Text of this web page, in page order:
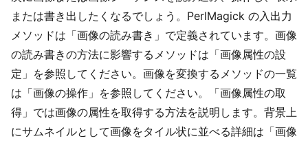
または書き出したくなるでしょう。PerlMagick の入出力
メソッドは「画像の読み書き」で定義されています。画像
の読み書きの方法に影響するメソッドは「画像属性の設
定」を参照してください。画像を変換するメソッドの一覧
は「画像の操作」を参照してください。「画像属性の取
得」では画像の属性を取得する方法を説明します。背景上
にサムネイルとして画像をタイル状に並べる詳細は「画像